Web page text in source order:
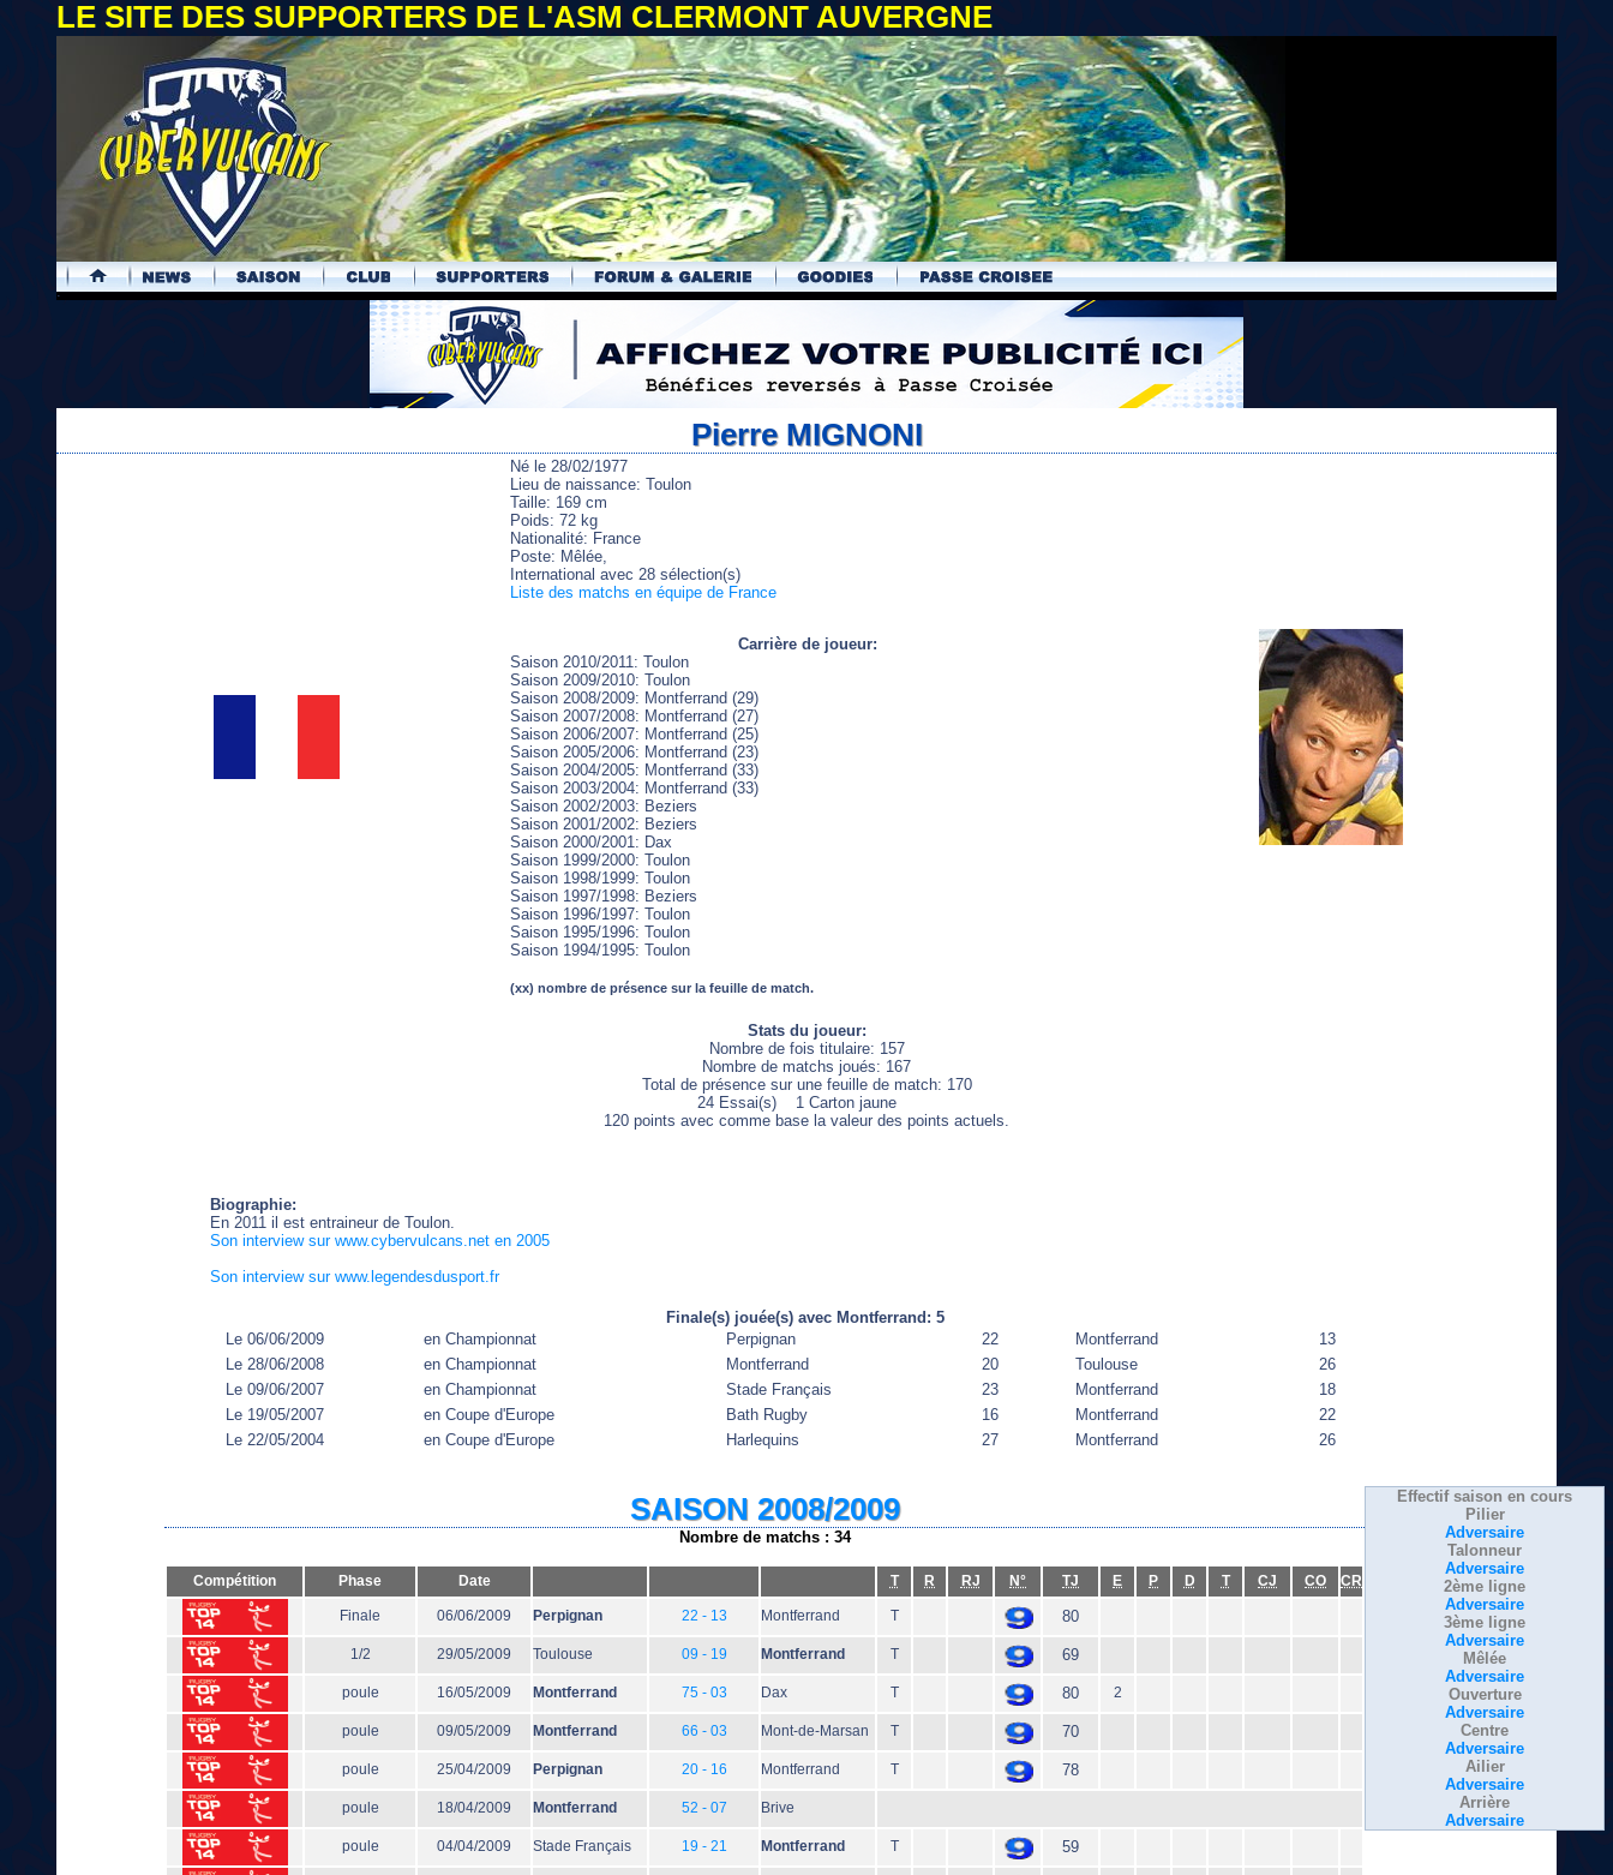
LE SITE DES SUPPORTERS DE L'ASM CLERMONT AUVERGNE
.
Pierre MIGNONI
Né le 28/02/1977
Lieu de naissance: Toulon
Taille: 169 cm
Poids: 72 kg
Nationalité: France
Poste: Mêlée,
International avec 28 sélection(s)
Liste des matchs en équipe de France
Carrière de joueur:
Saison 2010/2011: Toulon
Saison 2009/2010: Toulon
Saison 2008/2009: Montferrand (29)
Saison 2007/2008: Montferrand (27)
Saison 2006/2007: Montferrand (25)
Saison 2005/2006: Montferrand (23)
Saison 2004/2005: Montferrand (33)
Saison 2003/2004: Montferrand (33)
Saison 2002/2003: Beziers
Saison 2001/2002: Beziers
Saison 2000/2001: Dax
Saison 1999/2000: Toulon
Saison 1998/1999: Toulon
Saison 1997/1998: Beziers
Saison 1996/1997: Toulon
Saison 1995/1996: Toulon
Saison 1994/1995: Toulon
(xx) nombre de présence sur la feuille de match.
Stats du joueur:
Nombre de fois titulaire: 157
Nombre de matchs joués: 167
Total de présence sur une feuille de match: 170
24 Essai(s) 1 Carton jaune
120 points avec comme base la valeur des points actuels.
Biographie:
En 2011 il est entraineur de Toulon.
Son interview sur www.cybervulcans.net en 2005
Son interview sur www.legendesdusport.fr
Finale(s) jouée(s) avec Montferrand: 5
Le 06/06/2009
en Championnat Perpignan 22 Montferrand
13
Le 28/06/2008
en Championnat Montferrand 20 Toulouse
26
Le 09/06/2007
en Championnat Stade Français 23 Montferrand
18
Le 19/05/2007
en Coupe d'Europe Bath Rugby 16 Montferrand
22
Le 22/05/2004
en Coupe d'Europe Harlequins 27 Montferrand 26
Effectif saison en cours
Pilier
Adversaire
Talonneur
Adversaire
2ème ligne
Adversaire
3ème ligne
Adversaire
Mêlée
Adversaire
Ouverture
Adversaire
Centre
Adversaire
Ailier
Adversaire
Arrière
Adversaire
SAISON 2008/2009
Nombre de matchs : 34
Compétition Phase Date T R RJ N° TJ E P D T CJ CO CR
Finale 06/06/2009 Perpignan 22 - 13 Montferrand T 80
1/2 29/05/2009 Toulouse 09 - 19 Montferrand T 69
poule 16/05/2009 Montferrand 75 - 03 Dax T 80 2
poule 09/05/2009 Montferrand 66 - 03 Mont-de-Marsan T 70
poule 25/04/2009 Perpignan 20 - 16 Montferrand T 78
poule 18/04/2009 Montferrand 52 - 07 Brive
poule 04/04/2009 Stade Français 19 - 21 Montferrand T 59